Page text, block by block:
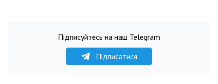
Підписуйтесь на наш Telegram
Підписатися